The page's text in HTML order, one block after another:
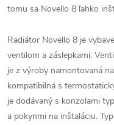
tomu sa Novello 8 ľahko
Radiátor Novello 8 je
ventilom a záslepkami.
je z výroby namontovaná
kompatibilná s
je dodávaný s konzolami
a pokynmi na inštaláciu.